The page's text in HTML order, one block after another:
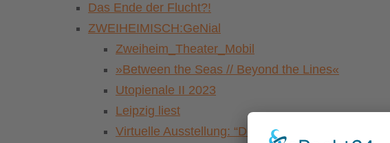
Das Ende der Flucht?!
ZWEIHEIMISCH:GeNial
Zweiheim_Theater_Mobil
»Between the Seas // Beyond the Lines«
Utopienale II 2023
Leipzig liest
Virtuelle Ausstellung: “Der Pascha von Magdeburg”